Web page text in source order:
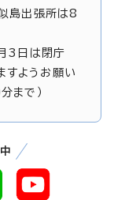
島出張所は8
3日は閉庁
すようお願い
まで）